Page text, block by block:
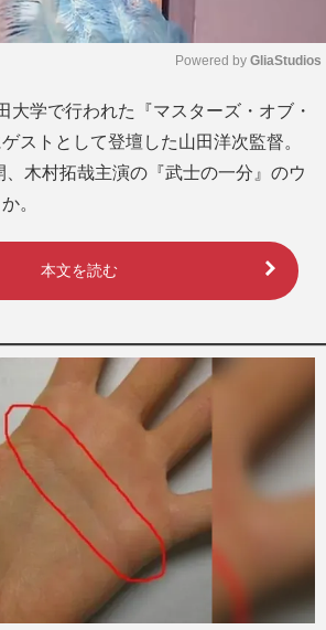
t
e
Powered by GliaStudios
大学で行われた『マスターズ・オブ・
ストとして登壇した山田洋次監督。
木村拓哉主演の『武士の一分』のウ
。
本文を読む